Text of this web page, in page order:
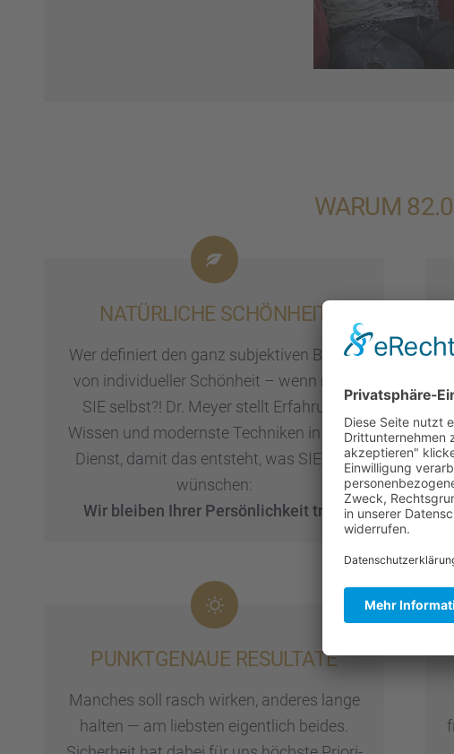
WARUM
NATÜR­LI­CHE SCHÖN­HEIT
Wer definiert den ganz subjek­ti­ven Begriff
von indivi­du­el­ler Schön­heit – wenn nicht
SIE selbst?! Dr. Meyer stellt Erfah­rung,
Wissen und modernste Techni­ken in Ihren
Dienst, damit das entsteht, was SIE sich
wünschen:
Wir bleiben Ihrer Persön­lich­keit treu!
PUNKT­GE­NAUE RESUL­TATE
Manches soll rasch wirken, anderes lange
halten — am liebs­ten eigent­lich beides.